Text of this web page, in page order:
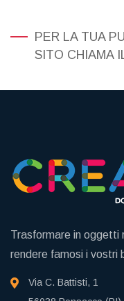
PER LA TUA
SITO CHIAMA
Trasformare in oggetti
rendere famosi i vostri
Via C. Battisti, 1